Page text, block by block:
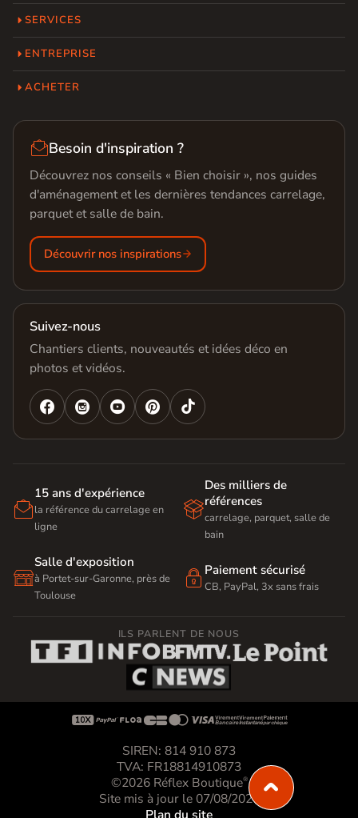
SERVICES
ENTREPRISE
ACHETER
Besoin d'inspiration ?
Découvrez nos conseils « Bien choisir », nos guides
d'aménagement et les dernières tendances carrelage,
parquet et salle de bain.
Découvrir nos inspirations
Suivez-nous
Chantiers clients, nouveautés et idées déco en
photos et vidéos.
   

15 ans d'expérience
la référence du carrelage en
ligne

Des milliers de
références
carrelage, parquet, salle de
bain

Salle d'exposition
à Portet-sur-Garonne, près de
Toulouse
 Paiement sécurisé
CB, PayPal, 3x sans frais
ILS PARLENT DE NOUS

SIREN: 814 910 873
TVA: FR18814910873
©2026 Réflex Boutique®
Site mis à jour le 07/08/2026